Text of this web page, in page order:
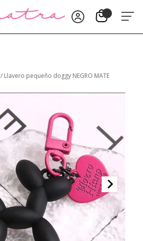
/ Llavero pequeño doggy NEGRO MATE